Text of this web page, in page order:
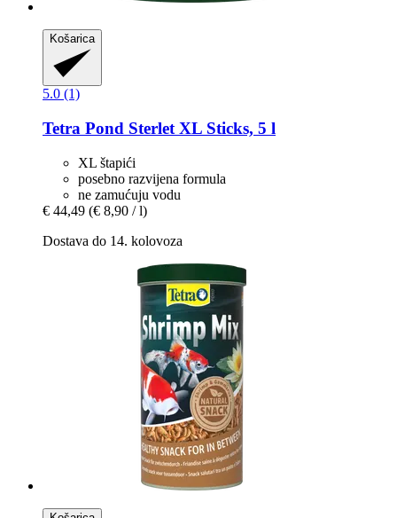
Košarica
5.0 (1)
Tetra Pond Sterlet XL Sticks, 5 l
XL štapići
posebno razvijena formula
ne zamućuju vodu
€ 44,49 (€ 8,90 / l)
Dostava do 14. kolovoza